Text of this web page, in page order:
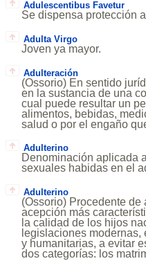
Adulescentibus Favetur
Se dispensa protección
Adulta Virgo
Joven ya mayor.
Adulteración
(Ossorio) En sentido
en la sustancia de una
cual puede resultar un
alimentos, bebidas,
salud o por el engaño
Adulterino
Denominación aplicada
sexuales habidas en el
Adulterino
(Ossorio) Procedente de
acepción más
la calidad de los hijos
legislaciones
y humanitarias, a evitar
dos categorías: los